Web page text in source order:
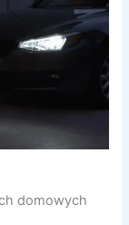
domowych